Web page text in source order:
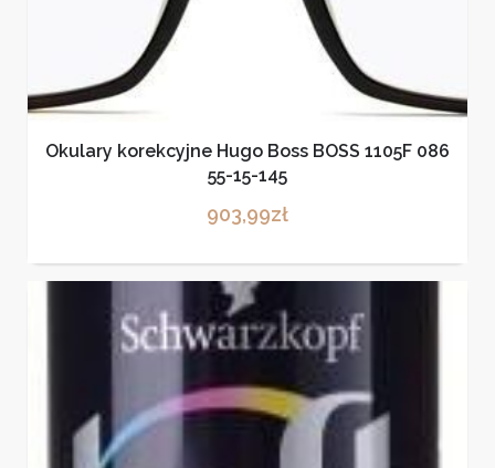
Okulary korekcyjne Hugo Boss BOSS 1105F 086
55-15-145
903,99zł